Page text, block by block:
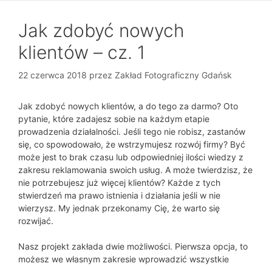
Jak zdobyć nowych
klientów – cz. 1
22 czerwca 2018 przez Zakład Fotograficzny Gdańsk
Jak zdobyć nowych klientów, a do tego za darmo? Oto
pytanie, które zadajesz sobie na każdym etapie
prowadzenia działalności. Jeśli tego nie robisz, zastanów
się, co spowodowało, że wstrzymujesz rozwój firmy? Być
może jest to brak czasu lub odpowiedniej ilości wiedzy z
zakresu reklamowania swoich usług. A może twierdzisz, że
nie potrzebujesz już więcej klientów? Każde z tych
stwierdzeń ma prawo istnienia i działania jeśli w nie
wierzysz. My jednak przekonamy Cię, że warto się
rozwijać.
Nasz projekt zakłada dwie możliwości. Pierwsza opcja, to
możesz we własnym zakresie wprowadzić wszystkie